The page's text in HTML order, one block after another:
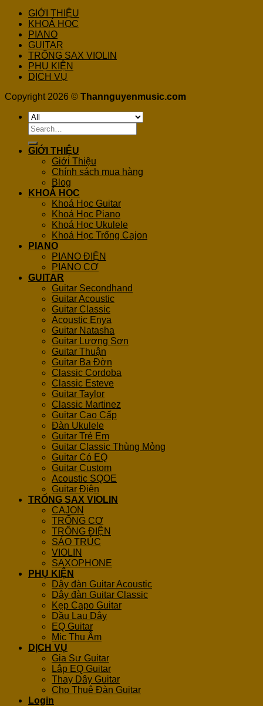
GIỚI THIỆU
KHOÁ HỌC
PIANO
GUITAR
TRỐNG SAX VIOLIN
PHỤ KIỆN
DỊCH VỤ
Copyright 2026 © Thannguyenmusic.com
Search
for:
GIỚI THIỆU
Giới Thiệu
Chính sách mua hàng
Blog
KHOÁ HỌC
Khoá Học Guitar
Khoá Học Piano
Khoá Học Ukulele
Khoá Học Trống Cajon
PIANO
PIANO ĐIỆN
PIANO CƠ
GUITAR
Guitar Secondhand
Guitar Acoustic
Guitar Classic
Acoustic Enya
Guitar Natasha
Guitar Lương Sơn
Guitar Thuận
Guitar Ba Đờn
Classic Cordoba
Classic Esteve
Guitar Taylor
Classic Martinez
Guitar Cao Cấp
Đàn Ukulele
Guitar Trẻ Em
Guitar Classic Thùng Mỏng
Guitar Có EQ
Guitar Custom
Acoustic SQOE
Guitar Điện
TRỐNG SAX VIOLIN
CAJON
TRỐNG CƠ
TRỐNG ĐIỆN
SÁO TRÚC
VIOLIN
SAXOPHONE
PHỤ KIỆN
Dây đàn Guitar Acoustic
Dây đàn Guitar Classic
Kẹp Capo Guitar
Dầu Lau Dây
EQ Guitar
Mic Thu Âm
DỊCH VỤ
Gia Sư Guitar
Lắp EQ Guitar
Thay Dây Guitar
Cho Thuê Đàn Guitar
Login